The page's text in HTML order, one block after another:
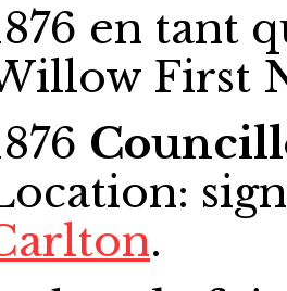
en tant
First
.